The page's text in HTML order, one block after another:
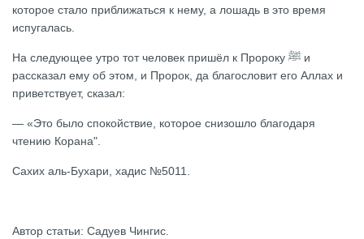
которое стало приближаться к нему, а лошадь в это время
испугалась.
На следующее утро тот человек пришёл к Пророку ﷺ и
рассказал ему об этом, и Пророк, да благословит его Аллах и
приветствует, сказал:
— «Это было спокойствие, которое снизошло благодаря
чтению Корана".
Сахих аль-Бухари, хадис №5011.
Автор статьи: Садуев Чингис.